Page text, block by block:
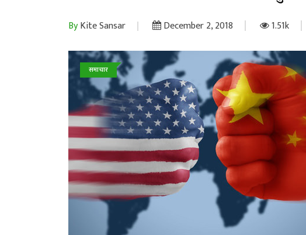
ByKite Sansar December 2, 2018 1.51k
समाचार